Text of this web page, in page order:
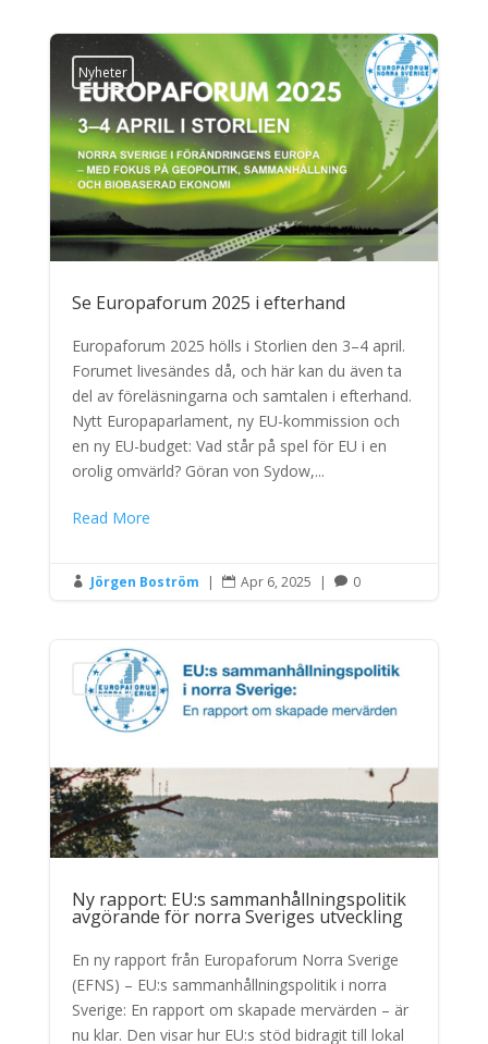
Nyheter
Se Europaforum 2025 i efterhand
Europaforum 2025 hölls i Storlien den 3–4 april.
Forumet livesändes då, och här kan du även ta
del av föreläsningarna och samtalen i efterhand.
Nytt Europaparlament, ny EU-kommission och
en ny EU-budget: Vad står på spel för EU i en
orolig omvärld? Göran von Sydow,...
Read More
 Jörgen Boström |  Apr 6, 2025 |  0
Nyheter
Ny rapport: EU:s sammanhållningspolitik
avgörande för norra Sveriges utveckling
En ny rapport från Europaforum Norra Sverige
(EFNS) – EU:s sammanhållningspolitik i norra
Sverige: En rapport om skapade mervärden – är
nu klar. Den visar hur EU:s stöd bidragit till lokal